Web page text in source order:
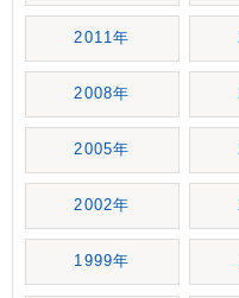
2011年
2008年
2005年
2002年
1999年